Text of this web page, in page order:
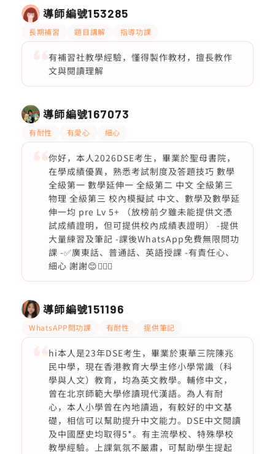
導師編號153285
長期補習 題目講解 指導功課
有補習社教學經驗，懂得製作教材，擅長教作
文與閱讀理解
導師編號167073
有耐性 有愛心 細心
你好，本人2026DSE考生，畢業於聖母書院，
在學成績優異，熟悉考試制度及答題技巧 數學
全級第一 數學延伸一 全級第二 中文 全級第三
物理 全級第三 校內模擬試 中文、數學及數學延
伸一均 pre Lv 5+ （放榜前夕雖未能提供文憑
試成績證明，但可提供校內成績表證明） -提供
大量練習及筆記 -課後WhatsApp免費無限問功
課 -✅廣東話、普通話、英語授課 -有責任心、
細心 謝謝😊🙇🏻‍♀️
導師編號151196
WhatsAPP問功課 有耐性 提供筆記
hi本人是23年DSE考生，畢業於東華三院陳兆
民中學，現在香港教育大學主修小學常識（科
學與人文）教育，均為英文教學。輔修中文，
曾在北京師範大學修讀現代漢語。為人有耐
心，本人小學曾在內地讀過，有較好的中文基
礎，相信可以幫助提升中文能力。DSE中文閱讀
及中國歷史均取得5*。有主流學校、特殊學校
教學經驗。上課氣氛不嚴肅，可幫助學生提起